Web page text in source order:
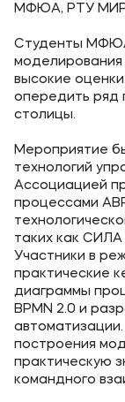
МФЮА, РТУ
Студенты
моделирования
высокие
опередить ряд
столицы.
Мероприятие
технологий
Ассоциацией
процессами
таких как
Участники в
практические
диаграммы
BPMN 2.0 и
построения
практическую
командного